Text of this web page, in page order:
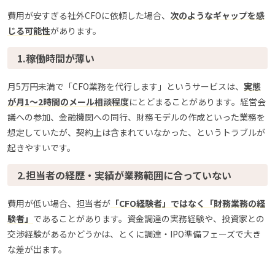
費用が安すぎる社外CFOに依頼した場合、 次のようなギャップを感
じる可能性があります。
1.稼働時間が薄い
月5万円未満で「CFO業務を代行します」というサービスは、 実態
が月1〜2時間のメール相談程度にとどまることがあります。経営会
議への参加、金融機関への同行、財務モデルの作成といった業務を
想定していたが、契約上は含まれていなかった、というトラブルが
起きやすいです。
2.担当者の経歴・実績が業務範囲に合っていない
費用が低い場合、担当者が 「CFO経験者」ではなく「財務業務の経
験者」 であることがあります。資金調達の実務経験や、投資家との
交渉経験があるかどうかは、とくに調達・IPO準備フェーズで大き
な差が出ます。